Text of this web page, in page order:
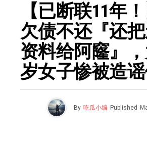
【已断联11年
欠债不还『还
资料给阿窿』
岁女子惨被造谣
By 吃瓜小编 Published